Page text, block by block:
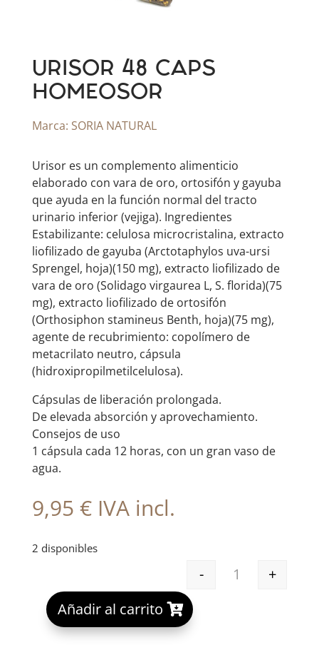
URISOR 48 CAPS
HOMEOSOR
Marca: SORIA NATURAL
Urisor es un complemento alimenticio
elaborado con vara de oro, ortosifón y gayuba
que ayuda en la función normal del tracto
urinario inferior (vejiga). Ingredientes
Estabilizante: celulosa microcristalina, extracto
liofilizado de gayuba (Arctotaphylos uva-ursi
Sprengel, hoja)(150 mg), extracto liofilizado de
vara de oro (Solidago virgaurea L, S. florida)(75
mg), extracto liofilizado de ortosifón
(Orthosiphon stamineus Benth, hoja)(75 mg),
agente de recubrimiento: copolímero de
metacrilato neutro, cápsula
(hidroxipropilmetilcelulosa).
Cápsulas de liberación prolongada.
De elevada absorción y aprovechamiento.
Consejos de uso
1 cápsula cada 12 horas, con un gran vaso de
agua.
9,95 € IVA incl.
2 disponibles
URISOR 48
-
+
Añadir al carrito
A